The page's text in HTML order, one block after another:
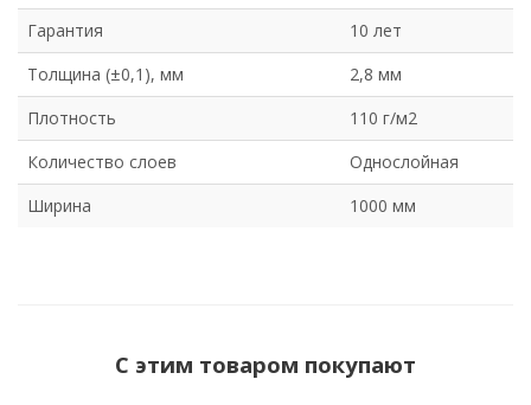
Гарантия
10 лет
Толщина (±0,1), мм
2,8 мм
Плотность
110 г/м2
Количество слоев
Однослойная
Ширина
1000 мм
С этим товаром покупают